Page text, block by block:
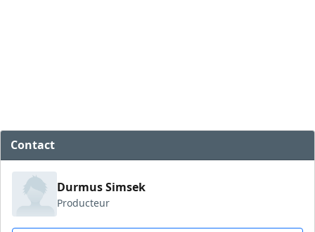
Contact
Durmus Simsek
Producteur